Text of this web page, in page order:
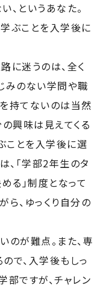
、というあなた。
学ぶことを入学後に
に迷うのは、全く
みのない学問や職
持てないのは当然
興味は見えてくる
ことを入学後に選
、「学部2年生のタ
る」制度となって
ら、ゆっくり自分の
のが難点。また、専
で、入学後もしっ
部ですが、チャレン